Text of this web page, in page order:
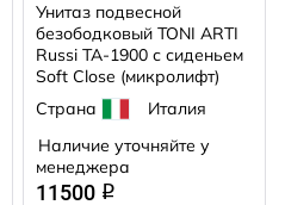
Унитаз подвесной
безободковый TONI ARTI
Russi TA-1900 с сиденьем
Soft Close (микролифт)
Страна
Италия
Наличие уточняйте у
менеджера
11500 q